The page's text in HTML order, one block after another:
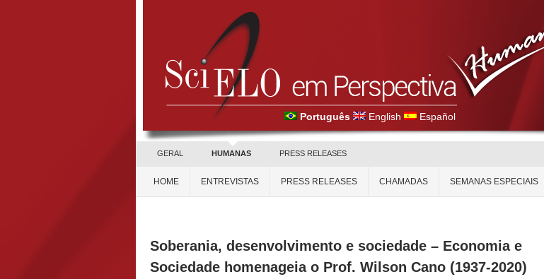
Português English Español
GERAL HUMANAS PRESS RELEASES
HOME ENTREVISTAS PRESS RELEASES CHAMADAS SEMANAS ESPECIAIS
Soberania, desenvolvimento e sociedade – Economia e
Sociedade homenageia o Prof. Wilson Cano (1937-2020)